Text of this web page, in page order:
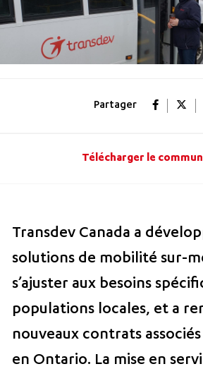
Partager
Télécharger le
Transdev Canada a
solutions de mobilité sur-
s’ajuster aux besoins
populations locales, et a
nouveaux contrats
en Ontario. La mise en